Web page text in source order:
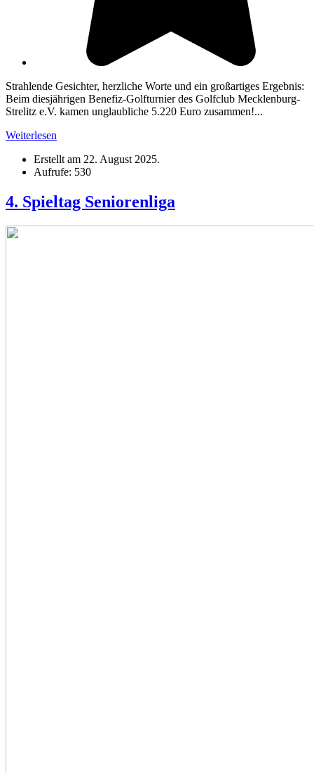
Strahlende Gesichter, herzliche Worte und ein großartiges Ergebnis:
Beim diesjährigen Benefiz-Golfturnier des Golfclub Mecklenburg-
Strelitz e.V. kamen unglaubliche 5.220 Euro zusammen!...
Weiterlesen
Erstellt am 22. August 2025.
Aufrufe: 530
4. Spieltag Seniorenliga